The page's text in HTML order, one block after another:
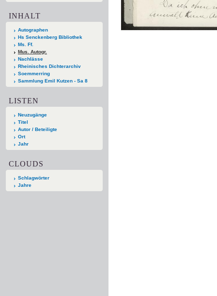
INHALT
Autographen
Hs Senckenberg Bibliothek
Ms. Ff.
Mus. Autogr.
Nachlässe
Rheinisches Dichterarchiv
Soemmerring
Sammlung Emil Kutzen - Sa 8
LISTEN
Neuzugänge
Titel
Autor / Beteiligte
Ort
Jahr
CLOUDS
Schlagwörter
Jahre